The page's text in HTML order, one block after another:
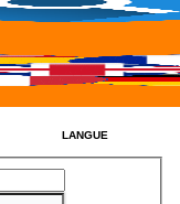
RECHERCHER
LANGUE